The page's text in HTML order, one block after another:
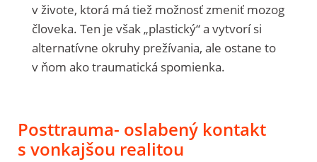
v živote, ktorá má tiež možnosť zmeniť mozog
človeka. Ten je však „plastický“ a vytvorí si
alternatívne okruhy prežívania, ale ostane to
v ňom ako traumatická spomienka.
Posttrauma- oslabený kontakt
s vonkajšou realitou